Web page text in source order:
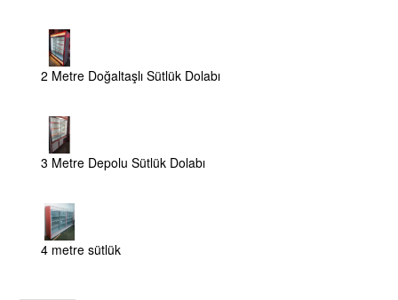
2 Metre Doğaltaşlı Sütlük Dolabı
3 Metre Depolu Sütlük Dolabı
4 metre sütlük